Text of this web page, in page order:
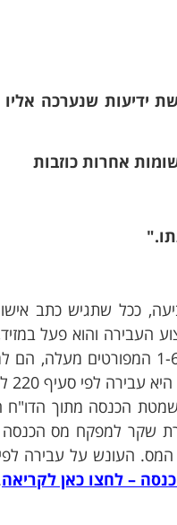
ידיעות שנערכה אליו
ככל שתגיש כתב
העבירה והוא פעל
כוונה להתחמק מתשלום מס או לעזור לאדם אחר להתחמק מתשלום מס. סעיפים 1-6
פירוט
הכנסה מתוך הדו"ח
שקר למפקח מס הכנסה
המס. העונש על עבירה
3 חודשים ago
חשוב ורגיש בצורה